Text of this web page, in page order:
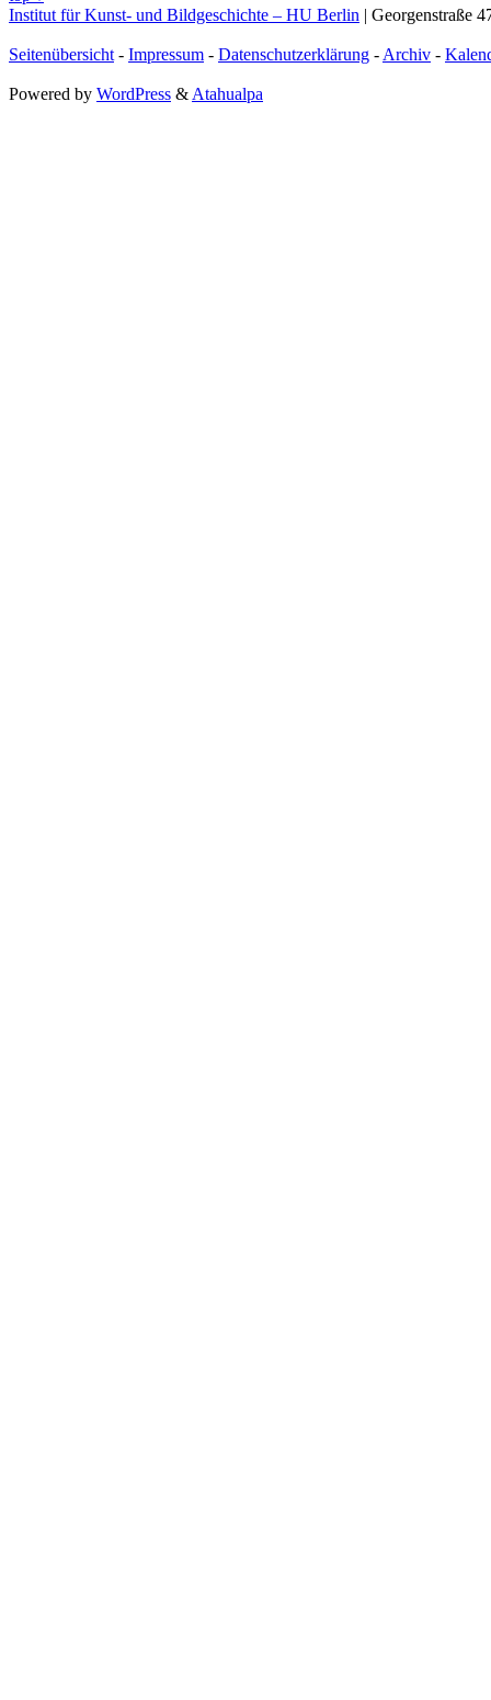
Institut für Kunst- und Bildgeschichte – HU Berlin | Georgenstraße
Seitenübersicht - Impressum - Datenschutzerklärung - Archiv -
Powered by WordPress & Atahualpa